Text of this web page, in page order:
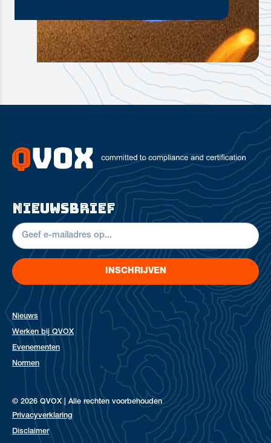
nieuwsbrief
INSCHRIJVEN
Nieuws
Werken bij QVOX
Evenementen
Normen
© 2026 QVOX | Alle rechten voorbehouden
Privacyverklaring
Disclaimer